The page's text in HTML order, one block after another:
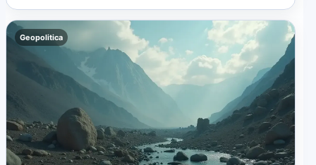
Geopolitica